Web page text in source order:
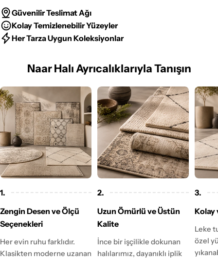
Güvenilir Teslimat Ağı
Kolay Temizlenebilir Yüzeyler
Her Tarza Uygun Koleksiyonlar
Naar Halı Ayrıcalıklarıyla Tanışın
1.
Zengin Desen ve Ölçü
Seçenekleri
Her evin ruhu farklıdır.
Klasikten moderne uzanan
2.
Uzun Ömürlü ve Üstün
Kalite
İnce bir işçilikle dokunan
halılarımız, dayanıklı iplik
3.
Kolay
Leke
özel